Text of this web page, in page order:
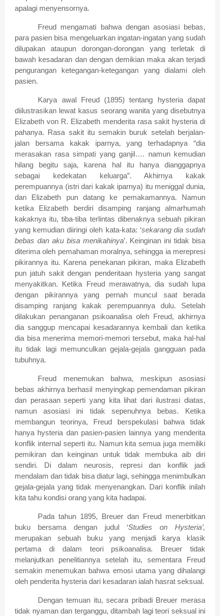
apalagi menyensornya.
Freud mengamati bahwa dengan asosiasi bebas,
para pasien bisa mengeluarkan ingatan-ingatan yang sudah
dilupakan ataupun dorongan-dorongan yang terletak di
bawah kesadaran dan dengan demikian maka akan terjadi
pengurangan ketegangan-ketegangan yang dialami oleh
pasien.
Karya awal Freud (1895) tentang hysteria dapat
diilustrasikan lewat kasus seorang wanita yang disebutnya
Elizabeth von R. Elizabeth menderita rasa sakit hysteria di
pahanya. Rasa sakit itu semakin buruk setelah berjalan-
jalan bersama kakak iparnya, yang terhadapnya “dia
merasakan rasa simpati yang ganjil…. namun kemudian
hilang begitu saja, karena hal itu hanya dianggapnya
sebagai kedekatan keluarga”. Akhirnya kakak
perempuannya (istri dari kakak iparnya) itu meniggal dunia,
dan Elizabeth pun datang ke pemakamannya. Namun
ketika Elizabeth berdiri disamping ranjang almarhumah
kakaknya itu, tiba-tiba terlintas dibenaknya sebuah pikiran
yang kemudian diiringi oleh kata-kata: ‘sekarang dia sudah
bebas dan aku bisa menikahinya’. Keinginan ini tidak bisa
diterima oleh pemahaman moralnya, sehingga ia merepresi
pikirannya itu. Karena penekanan pikiran, maka Elizabeth
pun jatuh sakit dengan penderitaan hysteria yang sangat
menyakitkan. Ketika Freud merawatnya, dia sudah lupa
dengan pikirannya yang pernah muncul saat berada
disamping ranjang kakak perempuannya dulu. Setelah
dilakukan penanganan psikoanalisa oleh Freud, akhirnya
dia sanggup mencapai kesadarannya kembali dan ketika
dia bisa menerima memori-memori tersebut, maka hal-hal
itu tidak lagi memunculkan gejala-gejala gangguan pada
tubuhnya.
Freud menemukan bahwa, meskipun asosiasi
bebas akhirnya berhasil menyingkap pemendaman pikiran
dan perasaan seperti yang kita lihat dari ilustrasi diatas,
namun asosiasi ini tidak sepenuhnya bebas. Ketika
membangun teorinya, Freud berspekulasi bahwa tidak
hanya hysteria dan pasien-pasien lainnya yang menderita
konflik internal seperti itu. Namun kita semua juga memiliki
pemikiran dan keinginan untuk tidak membuka aib diri
sendiri. Di dalam neurosis, represi dan konflik jadi
mendalam dan tidak bisa diatur lagi, sehingga menimbulkan
gejala-gejala yang tidak menyenangkan. Dari konflik inilah
kita tahu kondisi orang yang kita hadapai.
Pada tahun 1895, Breuer dan Freud menerbitkan
buku bersama dengan judul ‘Studies on Hysteria’,
merupakan sebuah buku yang menjadi karya klasik
pertama di dalam teori psikoanalisa. Breuer tidak
melanjutkan penelitiannya setelah itu, sementara Freud
semakin menemukan bahwa emosi utama yang dihalangi
oleh penderita hysteria dari kesadaran ialah hasrat seksual.
Dengan temuan itu, secara pribadi Breuer merasa
tidak nyaman dan terganggu, ditambah lagi teori seksual ini